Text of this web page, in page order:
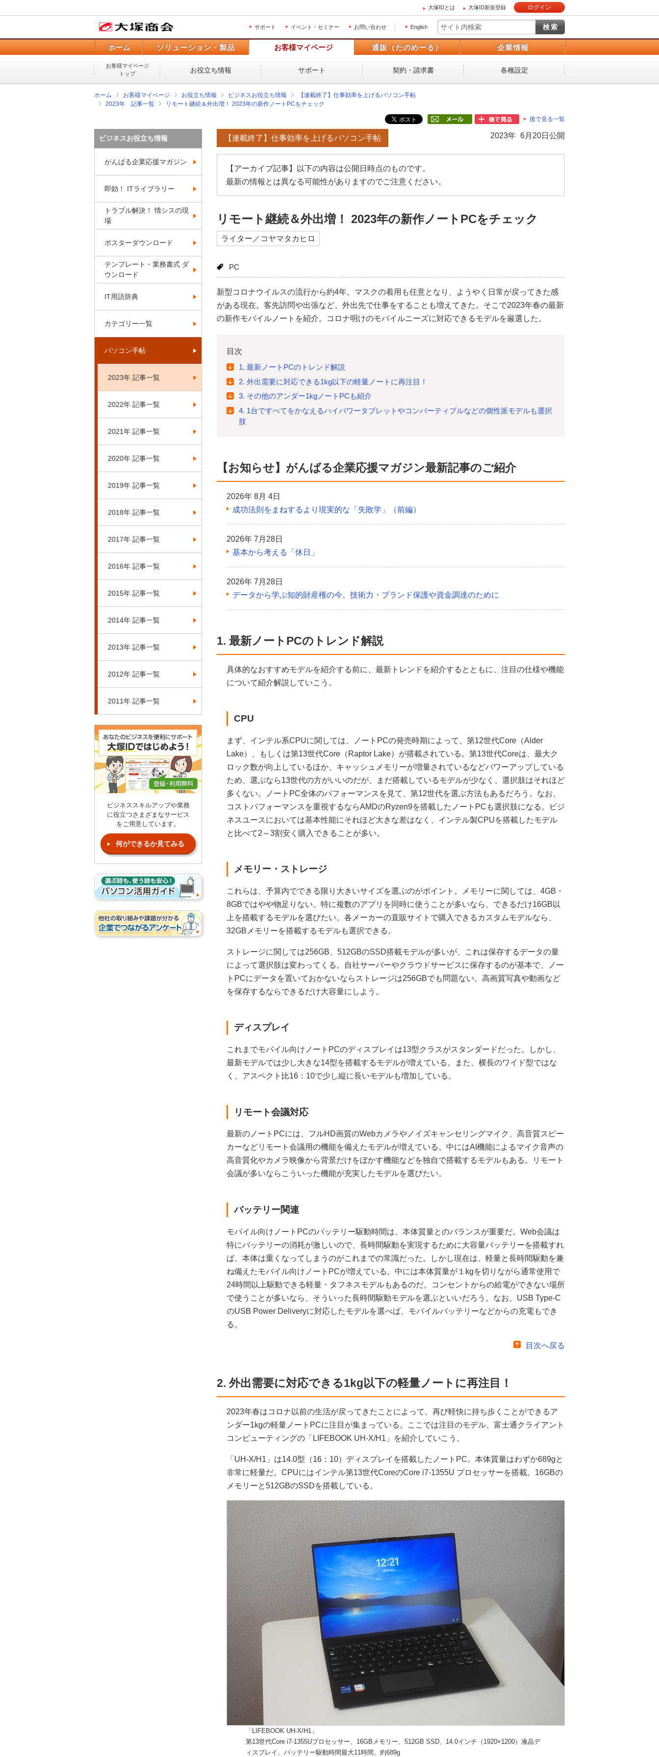
大塚IDとは 大塚ID新規登録 ログイン
サポート イベント・セミナー お問い合わせ English
ホーム ソリューション・製品 お客様マイページ 通販（たのめーる） 企業情報
お客様マイページ
トップ
お役立ち情報 サポート 契約・請求書 各種設定
ホーム お客様マイページ お役立ち情報 ビジネスお役立ち情報
【連載終了】仕事効率を上げるパソコン手帖
2023年 記事一覧
リモート継続＆外出増！ 2023年の新作ノートPCをチェック
後で見る一覧
2023年 6月20日公開
【連載終了】仕事効率を上げるパソコン手帖
【アーカイブ記事】以下の内容は公開日時点のものです。
最新の情報とは異なる可能性がありますのでご注意ください。
リモート継続＆外出増！ 2023年の新作ノートPCをチェック
ライター／コヤマタカヒロ
PC
新型コロナウイルスの流行から約4年。マスクの着用も任意となり、ようやく日常が戻ってきた感
がある現在。客先訪問や出張など、外出先で仕事をすることも増えてきた。そこで2023年春の最新
の新作モバイルノートを紹介。コロナ明けのモバイルニーズに対応できるモデルを厳選した。
目次
1. 最新ノートPCのトレンド解説
2. 外出需要に対応できる1kg以下の軽量ノートに再注目！
3. その他のアンダー1kgノートPCも紹介
4. 1台ですべてをかなえるハイパワータブレットやコンバーティブルなどの個性派モデルも選択
肢
【お知らせ】がんばる企業応援マガジン最新記事のご紹介
2026年 8月 4日
成功法則をまねするより現実的な「失敗学」（前編）
2026年 7月28日
基本から考える「休日」
2026年 7月28日
データから学ぶ知的財産権の今。技術力・ブランド保護や資金調達のために
1. 最新ノートPCのトレンド解説
具体的なおすすめモデルを紹介する前に、最新トレンドを紹介するとともに、注目の仕様や機能
について紹介解説していこう。
CPU
まず、インテル系CPUに関しては、ノートPCの発売時期によって、第12世代Core（Alder
Lake）、もしくは第13世代Core（Raptor Lake）が搭載されている。第13世代Coreは、最大ク
ロック数が向上しているほか、キャッシュメモリーが増量されているなどパワーアップしている
ため、選ぶなら13世代の方がいいのだが、まだ搭載しているモデルが少なく、選択肢はそれほど
多くない。ノートPC全体のパフォーマンスを見て、第12世代を選ぶ方法もあるだろう。なお、
コストパフォーマンスを重視するならAMDのRyzen9を搭載したノートPCも選択肢になる。ビジ
ネスユースにおいては基本性能にそれほど大きな差はなく、インテル製CPUを搭載したモデル
と比べて2～3割安く購入できることが多い。
メモリー・ストレージ
これらは、予算内でできる限り大きいサイズを選ぶのがポイント。メモリーに関しては、4GB・
8GBではやや物足りない。特に複数のアプリを同時に使うことが多いなら、できるだけ16GB以
上を搭載するモデルを選びたい。各メーカーの直販サイトで購入できるカスタムモデルなら、
32GBメモリーを搭載するモデルも選択できる。
ストレージに関しては256GB、512GBのSSD搭載モデルが多いが、これは保存するデータの量
によって選択肢は変わってくる。自社サーバーやクラウドサービスに保存するのが基本で、ノー
トPCにデータを置いておかないならストレージは256GBでも問題ない。高画質写真や動画など
を保存するならできるだけ大容量にしよう。
ディスプレイ
これまでモバイル向けノートPCのディスプレイは13型クラスがスタンダードだった。しかし、
最新モデルでは少し大きな14型を搭載するモデルが増えている。また、横長のワイド型ではな
く、アスペクト比16：10で少し縦に長いモデルも増加している。
リモート会議対応
最新のノートPCには、フルHD画質のWebカメラやノイズキャンセリングマイク、高音質スピー
カーなどリモート会議用の機能を備えたモデルが増えている。中にはAI機能によるマイク音声の
高音質化やカメラ映像から背景だけをぼかす機能などを独自で搭載するモデルもある。リモート
会議が多いならこういった機能が充実したモデルを選びたい。
バッテリー関連
モバイル向けノートPCのバッテリー駆動時間は、本体質量とのバランスが重要だ。Web会議は
特にバッテリーの消耗が激しいので、長時間駆動を実現するために大容量バッテリーを搭載すれ
ば、本体は重くなってしまうのがこれまでの常識だった。しかし現在は、軽量と長時間駆動を兼
ね備えたモバイル向けノートPCが増えている。中には本体質量が１kgを切りながら通常使用で
24時間以上駆動できる軽量・タフネスモデルもあるのだ。コンセントからの給電ができない場所
で使うことが多いなら、そういった長時間駆動モデルを選ぶといいだろう。なお、USB Type-C
のUSB Power Deliveryに対応したモデルを選べば、モバイルバッテリーなどからの充電もでき
る。
目次へ戻る
2. 外出需要に対応できる1kg以下の軽量ノートに再注目！
2023年春はコロナ以前の生活が戻ってきたことによって、再び軽快に持ち歩くことができるア
ンダー1kgの軽量ノートPCに注目が集まっている。ここでは注目のモデル、富士通クライアント
コンピューティングの「LIFEBOOK UH-X/H1」を紹介していこう。
「UH-X/H1」は14.0型（16：10）ディスプレイを搭載したノートPC。本体質量はわずか689gと
非常に軽量だ。CPUにはインテル第13世代CoreのCore i7-1355U プロセッサーを搭載。16GBの
メモリーと512GBのSSDを搭載している。
「LIFEBOOK UH-X/H1」
第13世代Core i7-1355Uプロセッサー、16GBメモリー、512GB SSD、14.0インチ（1920×1200）液晶デ
ィスプレイ、バッテリー駆動時間最大11時間、約689g
ビジネスお役立ち情報
がんばる企業応援マガジン
即効！ ITライブラリー
トラブル解決！ 情シスの現
場
ポスターダウンロード
テンプレート・業務書式 ダ
ウンロード
IT用語辞典
カテゴリー一覧
パソコン手帖
2023年 記事一覧
2022年 記事一覧
2021年 記事一覧
2020年 記事一覧
2019年 記事一覧
2018年 記事一覧
2017年 記事一覧
2016年 記事一覧
2015年 記事一覧
2014年 記事一覧
2013年 記事一覧
2012年 記事一覧
2011年 記事一覧
ビジネススキルアップや業務
に役立つさまざまなサービス
をご用意しています。
何ができるか見てみる